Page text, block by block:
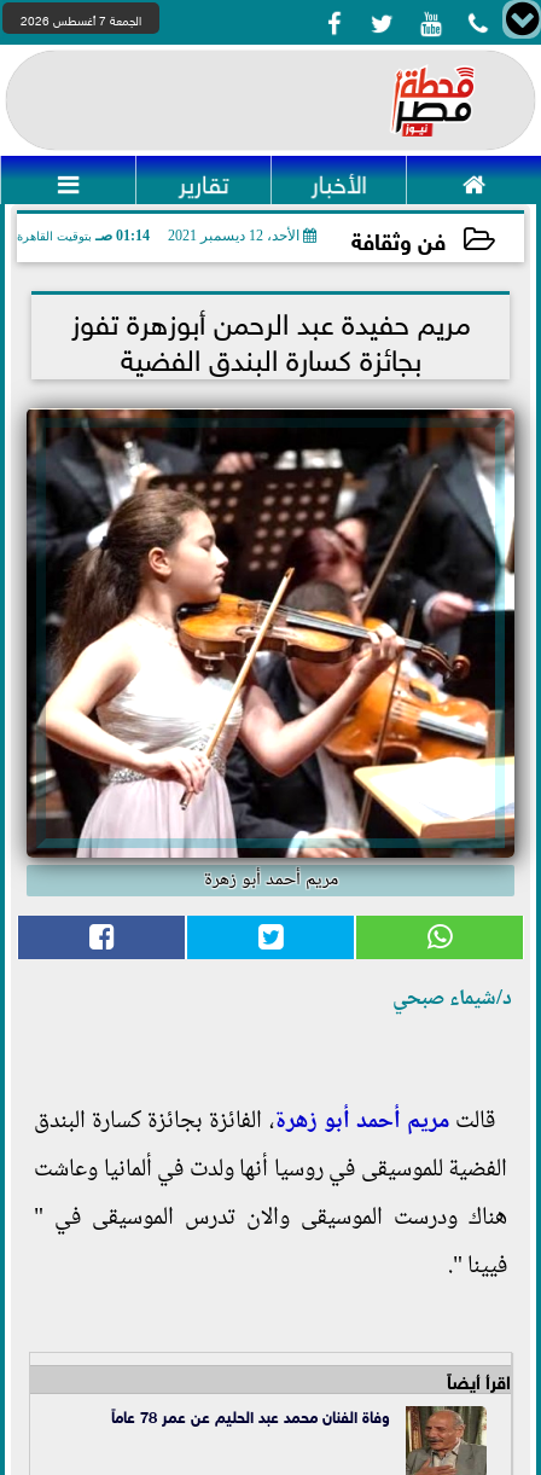
    الجمعة 7 أغسطس 2026
 الأخبار تقارير 
فن وثقافة الأحد، 12 ديسمبر 2021 01:14 صـ بتوقيت القاهرة
2021-12-12 01:14:36مريم حفيدة عبد الرحمن أبوزهرة تفوز
بجائزة كسارة البندق الفضية
مريم أحمد أبو زهرة
د/شيماء صبحي
قالتمريم أحمد أبو زهرة، الفائزة بجائزة كسارة البندق
الفضية للموسيقى في روسيا أنها ولدت في ألمانيا وعاشت
هناك ودرست الموسيقى والان تدرس الموسيقى في "
فيينا ".
اقرأ أيضاً
وفاة الفنان محمد عبد الحليم عن عمر 78 عاماً